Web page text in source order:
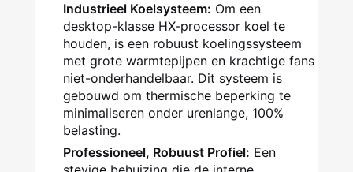
Industrieel Koelsysteem: Om een
desktop-klasse HX-processor koel te
houden, is een robuust koelingssysteem
met grote warmtepijpen en krachtige fans
niet-onderhandelbaar. Dit systeem is
gebouwd om thermische beperking te
minimaliseren onder urenlange, 100%
belasting.
Professioneel, Robuust Profiel: Een